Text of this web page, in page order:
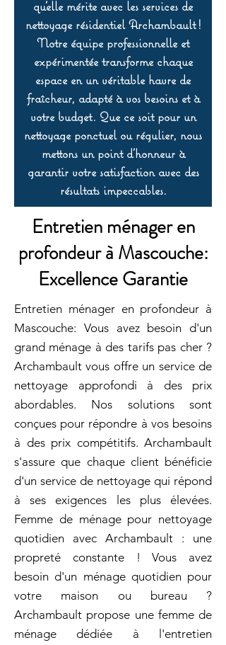
qu’elle mérite avec les services de
nettoyage résidentiel Archambault !
Notre équipe professionnelle et
expérimentée transforme chaque
espace en un véritable havre de
fraîcheur, adapté à vos besoins et à
votre budget. Que ce soit pour un
nettoyage ponctuel ou régulier, nous
mettons un point d’honneur à
garantir votre satisfaction avec des
résultats impeccables.
Entretien ménager en
profondeur à Mascouche:
Excellence Garantie
Entretien ménager en profondeur à
Mascouche: Vous avez besoin d'un
grand ménage à des tarifs pas cher ?
Archambault vous offre un service de
nettoyage approfondi à des prix
abordables. Nos solutions sont
conçues pour répondre à vos besoins
à des prix compétitifs. Archambault
s'assure que chaque client bénéficie
d'un service de nettoyage qui répond
à ses exigences les plus élevées.
Femme de ménage pour nettoyage
quotidien avec Archambault : une
propreté constante ! Vous avez
besoin d'un ménage quotidien pour
votre maison ou bureau ?
Archambault propose une femme de
ménage dédiée à l'entretien